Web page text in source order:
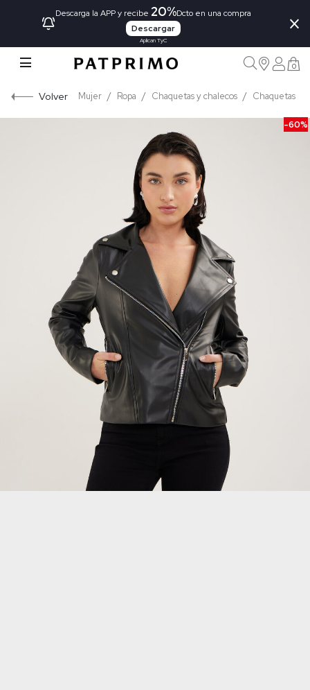
Descarga la APP y recibe 20%Dcto en una compra
Descargar
Aplican TyC
×
0
Volver Mujer Ropa Chaquetas y chalecos Chaquetas
-60%